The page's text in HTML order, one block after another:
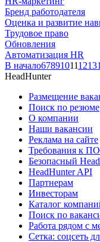
Бренд работодателя
Оценка и развитие
Трудовое право
Обновления
Автоматизация HR
В начало678910111213
HeadHunter
Размещение
Поиск по резюме
О компании
Наши вакансии
Реклама на сайте
Требования к ПО
Безопасный
HeadHunter API
Партнерам
Инвесторам
Каталог
Поиск по
Работа рядом с
Сетка: соцсеть